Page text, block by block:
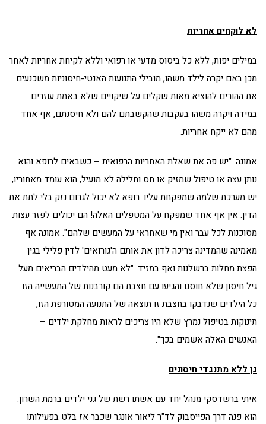
לא לוקחים אחריות
במילים יפות, ללא כל ביסוס מדעי או רפואי וללא לקיחת אחריות לאחר
מכן באם יקרה לילד משהו, מובילי התנועות האנטי-חיסוניות משכנעים
את ההורים להוציא מאות שקלים על שיקויים שלא באמת עוזרים.
במידה ויקרה משהו בעקבות שהקשבתם להם ולא חיסנתם, אף אחד
מהם לא ייקח אחריות.
אמונה: "יש פה את שאלת האחריות הרפואית – כשבאים לרופא והוא
נותן עצה או טיפול שמזיק או חס וחלילה לא מועיל, הוא עומד מאחוריו,
יש מערכת שלמה שמפקחת עליו. רופא לא יכול לגרום נזק בלי לתת את
הדין. אין אף אחד שמפקח על המטפלים האלה! הם יכולים לפזר עצות
מסוכנות לכל עבר ואין מי שאחראי על המעשים שלהם". אמונה אף
מאמינה שהמדינה צריכה לדון את אותם ה'גורואים' לדין פלילי בגין
הפצת מחלות ברשלנות ואף במזיד. "לא מעט מהילדים הבריאים מעל
גיל חיסון שלא חוסנו והגיעו עם חצבת הם קורבנות של התעשייה הזו.
כל הילדים שנדבקו בחצבת זו תוצאה של התנועה המטורפת הזו,
תינוקות בטיפול נמרץ שלא היו צריכים לראות מחלקת ילדים –
האנשים האלה אשמים בכך".
גן ללא מתנגדי חיסונים
איתי ברשדסקי מנהל יחד עם אשתו רשת של גני ילדים ברמת השרון.
הוא פנה דרך הפייסבוק לד"ר ליאור אונגר שכבר אז בלט בפעילותו